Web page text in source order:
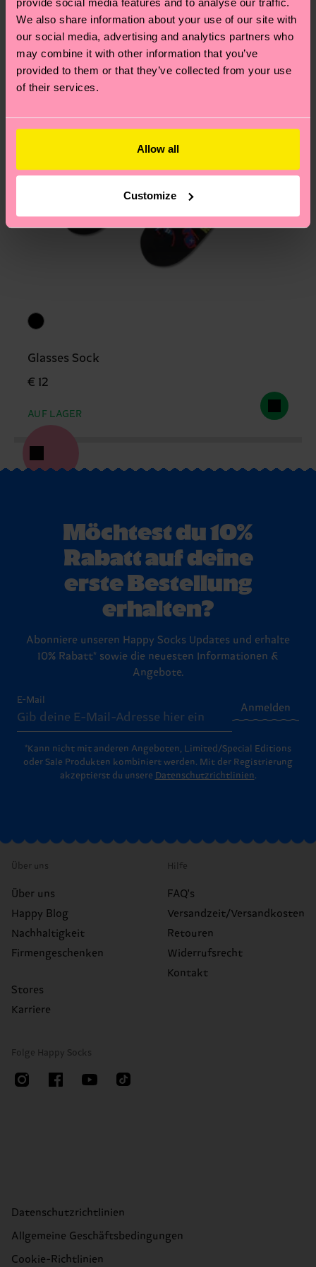
provide social media features and to analyse our traffic.
We also share information about your use of our site with
our social media, advertising and analytics partners who
may combine it with other information that you’ve
provided to them or that they’ve collected from your use
of their services.
Allow all
Customize
Du hast Fragen zu einer Retoure? In unserem
Hilfebereich im Artikel Retouren findest du die
am häufigsten gestellten Fragen.
Glasses Sock
€ 12
AUF LAGER
Möchtest du 10%
Rabatt auf deine
erste Bestellung
erhalten?
Abonniere unseren Happy Socks Updates und erhalte
10% Rabatt* sowie die neuesten Informationen &
Angebote.
E-Mail
Anmelden
*Kann nicht mit anderen Angeboten, Limited/Special Editions
oder Sale Produkten kombiniert werden. Mit der Registrierung
akzeptierst du unsere Datenschutzrichtlinien.
Über uns
Über uns
Happy Blog
Nachhaltigkeit
Firmengeschenken
Stores
Karriere
Hilfe
FAQ's
Versandzeit/Versandkosten
Retouren
Widerrufsrecht
Kontakt
Folge Happy Socks
Datenschutzrichtlinien
Allgemeine Geschäftsbedingungen
Cookie-Richtlinien